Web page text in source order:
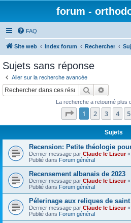
forum -
FAQ
Site web Index forum Rechercher
Sujets sans réponse
Aller sur la recherche avancée
Rechercher
La recherche a retourné plus
Page 1sur20
1 2 3 4 5
Sujets
Recension: Petite théologie
Dernier message par Claude le Liseur«
Publié dans Forum général
Recensement albanais de 2023
Dernier message par Claude le Liseur«
Publié dans Forum général
Pélerinage aux reliques de
Dernier message par Claude le Liseur«
Publié dans Forum général